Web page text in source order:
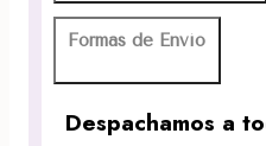
Formas de Envío
Despachamos a